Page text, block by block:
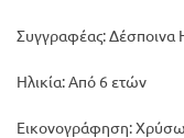
Συγγραφέας: Δέσποινα
Ηλικία: Από 6 ετών
Εικονογράφηση: